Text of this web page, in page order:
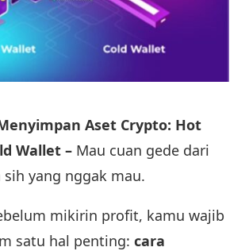
Aset Crypto: Hot
Wallet – Mau cuan gede dari
sih yang nggak mau.
mikirin profit, kamu wajib
satu hal penting: cara